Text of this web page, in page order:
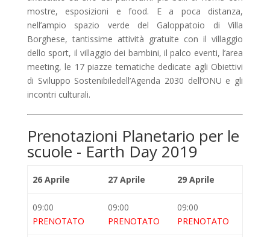
mostre, esposizioni e food. E a poca distanza,
nell’ampio spazio verde del Galoppatoio di Villa
Borghese, tantissime attività gratuite con il villaggio
dello sport, il villaggio dei bambini, il palco eventi, l’area
meeting, le 17 piazze tematiche dedicate agli Obiettivi
di Sviluppo Sostenibiledell’Agenda 2030 dell’ONU e gli
incontri culturali.
Prenotazioni Planetario per le
scuole - Earth Day 2019
26 Aprile 27 Aprile 29 Aprile
09:00
PRENOTATO
09:00
PRENOTATO
09:00
PRENOTATO